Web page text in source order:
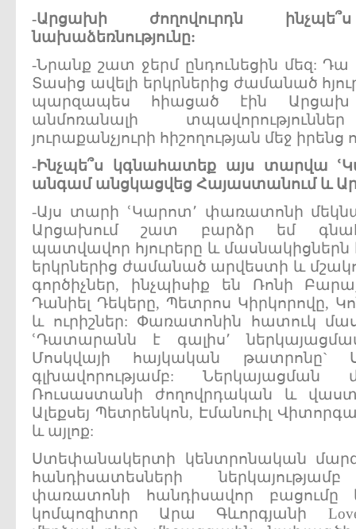
-Արցախի ժողովուրդն
նախաձեռնությունը:
-Նրանք շատ ջերմ ընդունեցին մեզ:
Տասից ավելի երկրներից ժամանած
պարզապես հիացած էին Արցախ
անմոռանալի
յուրաքանչյուրի հիշողության մեջ իրենց
-Ինչպե՞ս կգնահատեք այս տարվա
անգամ անցկացվեց Հայաստանում և
-Այս տարի ՙԿարոտ՚ փառատոնի
Արցախում շատ բարձր եմ
պատվավոր հյուրերը և
երկրներից ժամանած արվեստի և
գործիչներ, ինչպիսիք են Ռոնի
Դանիել Դեկերը, Պետրոս Կիրկորովը,
և ուրիշներ: Փառատոնին հատուկ
ՙԴատարանն է գալիս՚
Մոսկվայի հայկական թատրոնը`
գլխավորությամբ:
Ռուսաստանի ժողովրդական և
Ալեքսեյ Պետրենկոն, Էմանուիլ
և այլոք:
Ստեփանակերտի կենտրոնական
հանդիսատեսների
փառատոնի հանդիսավոր
կոմպոզիտոր Արա Գևորգյանի